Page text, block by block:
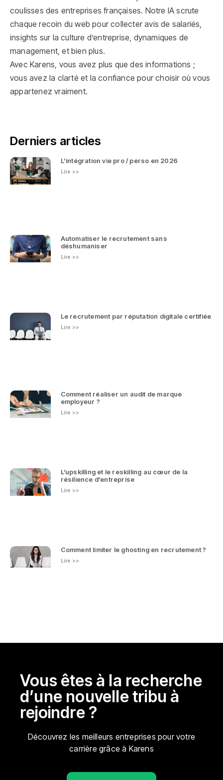
coulisses des entreprises françaises. Notre IA scrute
chaque recoin du web pour collecter avis de salariés,
insights sur la culture d’entreprise, dynamiques de
management, et bien plus.
Avec Karens, vous avez plus que des informations ;
vous avez la clarté et la confiance pour choisir où vous
appartenez vraiment.
Derniers articles
L’intégration vie pro / perso en 2026
Lire >>
Automatiser le recrutement sans
déshumaniser
Lire >>
Le recrutement par réputation digitale certifiée
Lire >>
Comment réaliser un audit de marque
employeur ?
Lire >>
L’upskilling et le reskilling au cœur de la
résilience d’entreprise
Lire >>
Comment limiter le ghosting en recrutement ?
Lire >>
Vous êtes à la recherche
d’une nouvelle tribu à
rejoindre ?
Découvrez les meilleurs entreprises pour votre
carrière grâce à Karens